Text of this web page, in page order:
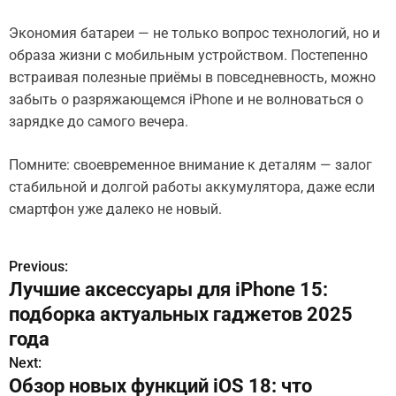
Экономия батареи — не только вопрос технологий, но и
образа жизни с мобильным устройством. Постепенно
встраивая полезные приёмы в повседневность, можно
забыть о разряжающемся iPhone и не волноваться о
зарядке до самого вечера.
Помните: своевременное внимание к деталям — залог
стабильной и долгой работы аккумулятора, даже если
смартфон уже далеко не новый.
Н
а
в
и
Previous:
Лучшие аксессуары для iPhone 15:
подборка актуальных гаджетов 2025
года
Next:
Обзор новых функций iOS 18: что